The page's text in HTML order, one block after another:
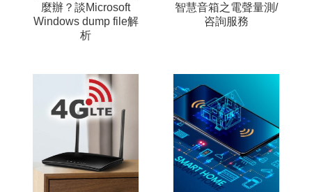
麼辦？談Microsoft
Windows dump file解
析
智慧音箱之電聲量測/
咨詢服務